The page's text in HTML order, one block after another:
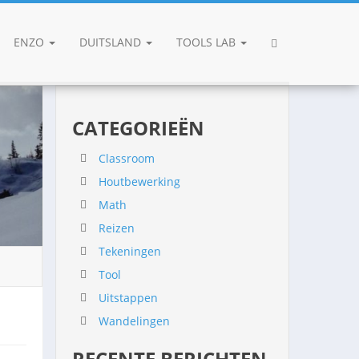
ENZO DUITSLAND TOOLS LAB
CATEGORIEËN
Classroom
Houtbewerking
Math
Reizen
Tekeningen
Tool
Uitstappen
Wandelingen